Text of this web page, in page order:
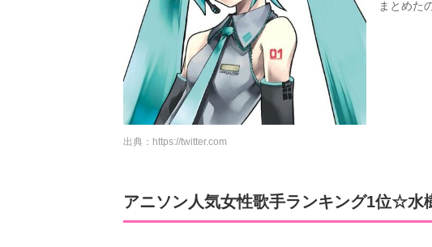
まとめた
出典： https://twitter.com
アニソン人気女性歌手ランキング1位☆水